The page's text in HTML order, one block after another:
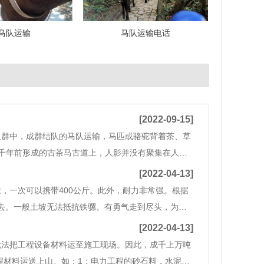
队运输 马队运输电话
[2022-09-15]
中，成群结队的马队运输，马匹或骆驼背着茶、草
前形成的古茶马古道上，人影并没有聚集在人群
电视艺术中，我们才能回忆起逝去的生活。也许每
[2022-04-13]
一次可以携带400公斤。此外，耐力非常强。根据
一般土坡无法抵抗铁骡。有勇气走到尽头，为建
泥.砖石.排水管工程用砂石。3.用于斜坡工程的石
[2022-04-13]
把工程设备材料运至施工现场。因此，成千上万吨
料运送上山。如：1：电力工程的砂石料，水泥，